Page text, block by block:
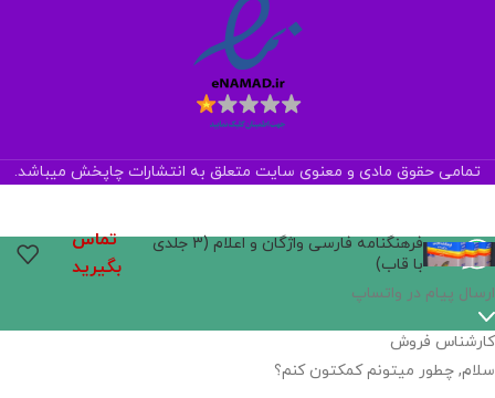
تمامی حقوق مادی و معنوی سایت متعلق به انتشارات چاپخش میباشد.
فرهنگنامه فارسی واژگان و اعلام (3 جلدی
با قاب)
تماس
بگیرید
ارسال پیام در واتساپ
کارشناس فروش
سلام, چطور میتونم کمکتون کنم؟